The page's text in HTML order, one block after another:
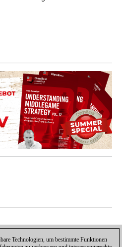
ChessBase
Technologien, um bestimmte Funktionen